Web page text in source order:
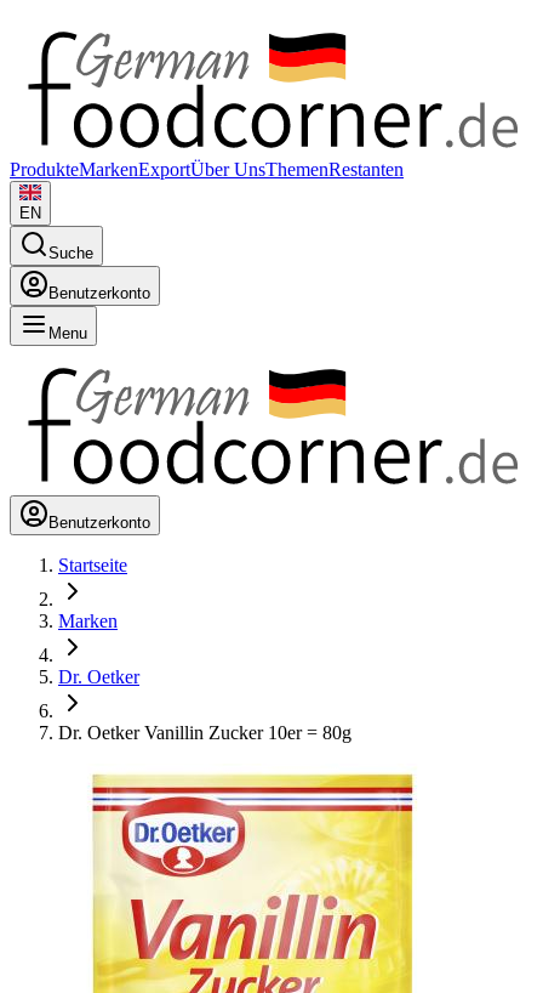
ProdukteMarkenExportÜber UnsThemenRestanten
EN
Suche
Benutzerkonto
Menu
Benutzerkonto
Startseite
Marken
Dr. Oetker
Dr. Oetker Vanillin Zucker 10er = 80g